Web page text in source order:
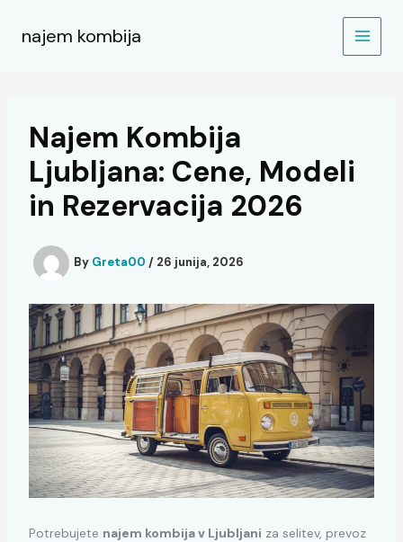
content
najem kombija
Najem Kombija
Ljubljana: Cene, Modeli
in Rezervacija 2026
By Greta00 / 26 junija, 2026
Potrebujete najem kombija v Ljubljani za selitev, prevoz